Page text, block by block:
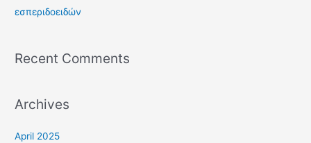
εσπεριδοειδών
Recent Comments
Archives
April 2025